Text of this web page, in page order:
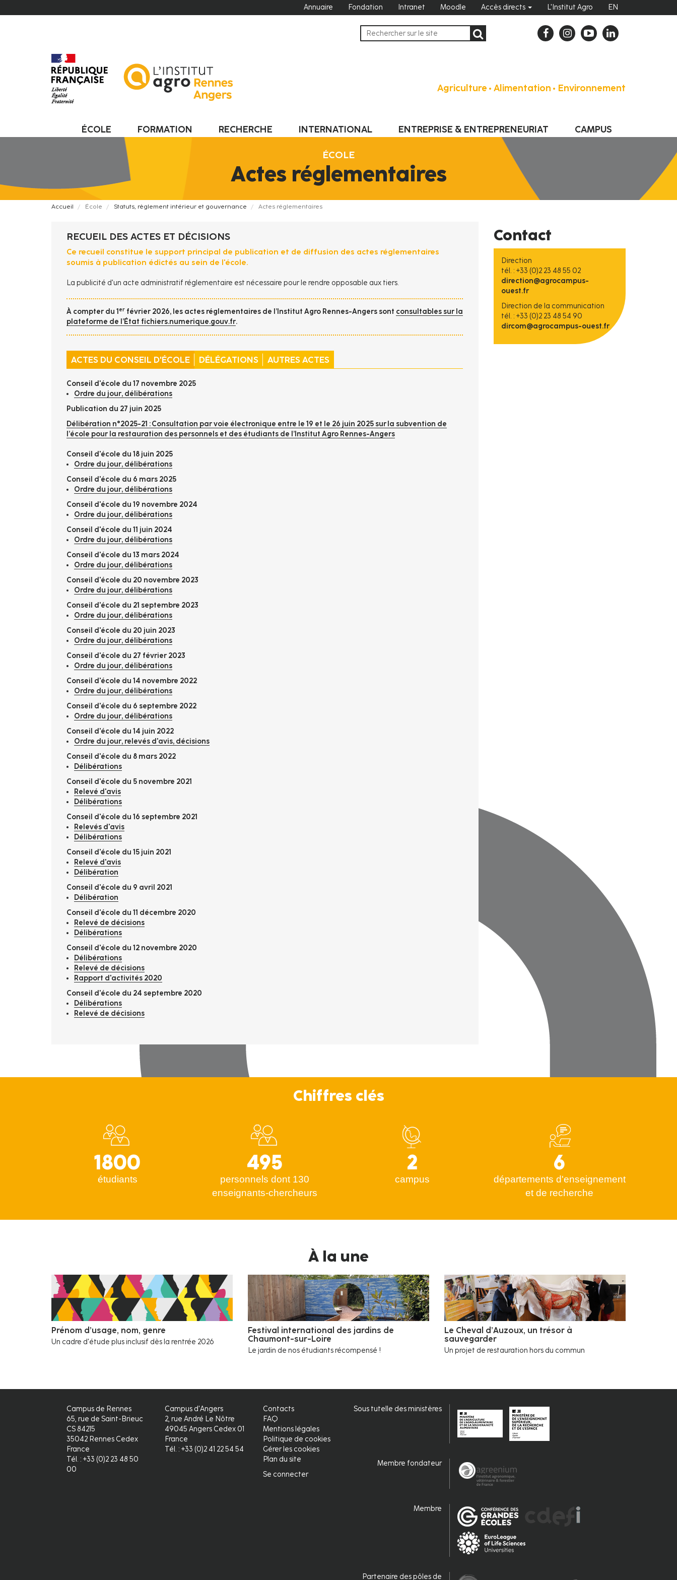
au
Annuaire Fondation Intranet Moodle Accès directs L'Institut Agro EN
Agriculture • Alimentation • Environnement
ÉCOLE FORMATION RECHERCHE INTERNATIONAL ENTREPRISE & ENTREPRENEURIAT CAMPUS
ÉCOLE
Actes réglementaires
Fil
Accueil École Statuts, règlement intérieur et gouvernance Actes réglementaires
RECUEIL DES ACTES ET DÉCISIONS
Ce recueil constitue le support principal de publication et de diffusion des actes réglementaires
soumis à publication édictés au sein de l'école.
La publicité d'un acte administratif réglementaire est nécessaire pour le rendre opposable aux tiers.
À compter du 1 er février 2026, les actes réglementaires de l’Institut Agro Rennes-Angers sont consultables sur la
plateforme de l’État fichiers.numerique.gouv.fr.
ACTES DU CONSEIL D'ÉCOLE DÉLÉGATIONS AUTRES ACTES
Conseil d'école du 17 novembre 2025
Ordre du jour, délibérations
Publication du 27 juin 2025
Délibération n°2025-21 : Consultation par voie électronique entre le 19 et le 26 juin 2025 sur la subvention de
l’école pour la restauration des personnels et des étudiants de l’Institut Agro Rennes-Angers
Conseil d'école du 18 juin 2025
Ordre du jour, délibérations
Conseil d'école du 6 mars 2025
Ordre du jour, délibérations
Conseil d'école du 19 novembre 2024
Ordre du jour, délibérations
Conseil d'école du 11 juin 2024
Ordre du jour, délibérations
Conseil d'école du 13 mars 2024
Ordre du jour, délibérations
Conseil d'école du 20 novembre 2023
Ordre du jour, délibérations
Conseil d'école du 21 septembre 2023
Ordre du jour, délibérations
Conseil d'école du 20 juin 2023
Ordre du jour, délibérations
Conseil d'école du 27 février 2023
Ordre du jour, délibérations
Conseil d'école du 14 novembre 2022
Ordre du jour, délibérations
Conseil d'école du 6 septembre 2022
Ordre du jour, délibérations
Conseil d'école du 14 juin 2022
Ordre du jour, relevés d'avis, décisions
Conseil d'école du 8 mars 2022
Délibérations
Conseil d'école du 5 novembre 2021
Relevé d'avis
Délibérations
Conseil d'école du 16 septembre 2021
Relevés d'avis
Délibérations
Conseil d'école du 15 juin 2021
Relevé d'avis
Délibération
Conseil d'école du 9 avril 2021
Délibération
Conseil d'école du 11 décembre 2020
Relevé de décisions
Délibérations
Conseil d'école du 12 novembre 2020
Délibérations
Relevé de décisions
Rapport d'activités 2020
Conseil d'école du 24 septembre 2020
Délibérations
Relevé de décisions
Contact
Direction
tél. : +33 (0)2 23 48 55 02
direction@agrocampus-
ouest.fr
Direction de la communication
tél. : +33 (0)2 23 48 54 90
dircom@agrocampus-ouest.fr
Chiffres clés
1800
étudiants
495
personnels dont 130
enseignants-chercheurs
2
campus
6
départements d'enseignement
et de recherche
À la une
Prénom d’usage, nom, genre
Un cadre d'étude plus inclusif dès la rentrée 2026
Festival international des jardins de
Chaumont-sur-Loire
Le jardin de nos étudiants récompensé !
Le Cheval d’Auzoux, un trésor à
sauvegarder
Un projet de restauration hors du commun
Campus de Rennes
65, rue de Saint-Brieuc
CS 84215
35042 Rennes Cedex
France
Tél. : +33 (0)2 23 48 50
00
Campus d'Angers
2, rue André Le Nôtre
49045 Angers Cedex 01
France
Tél. : +33 (0)2 41 22 54 54
Contacts
FAQ
Mentions légales
Politique de cookies
Gérer les cookies
Plan du site
Se connecter
Sous tutelle des ministères
Membre fondateur
Membre
Partenaire des pôles de